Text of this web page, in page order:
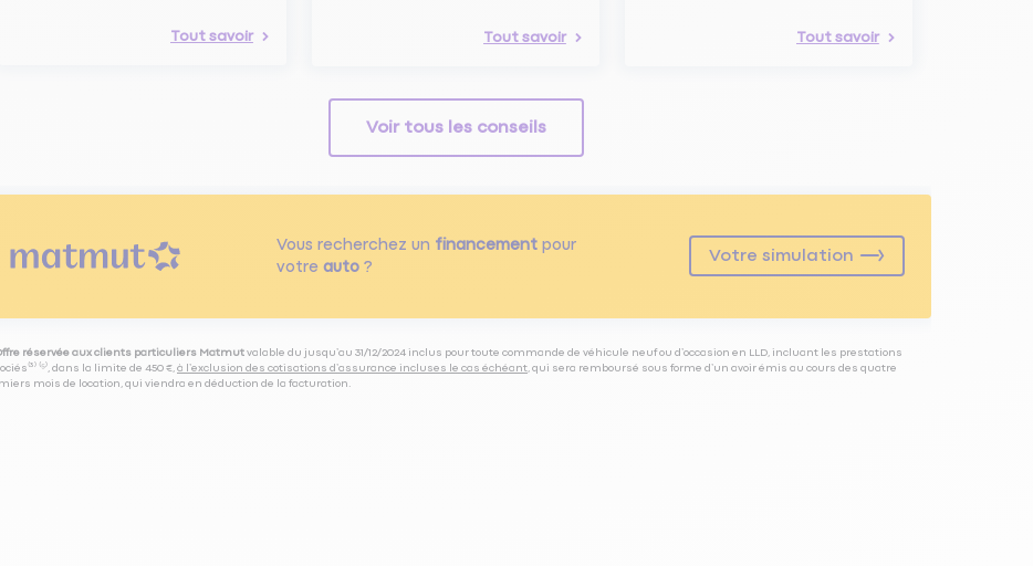
Tout savoir Tout savoir Tout savoir
Voir tous les conseils
Vous recherchez un financementpour
votre auto?
Votre simulation
réservée aux clients particuliers Matmut valable du jusqu’au 31/12/2024 inclus pour toute commande de véhicule neuf ou d’occasion en LLD, incluant les prestations
⁽⁵⁾, dans la limite de 450 €, à l’exclusion des cotisations d’assurance incluses le cas échéant , qui sera remboursé sous forme d’un avoir émis au cours des quatre
mois de location, qui viendra en déduction de la facturation.